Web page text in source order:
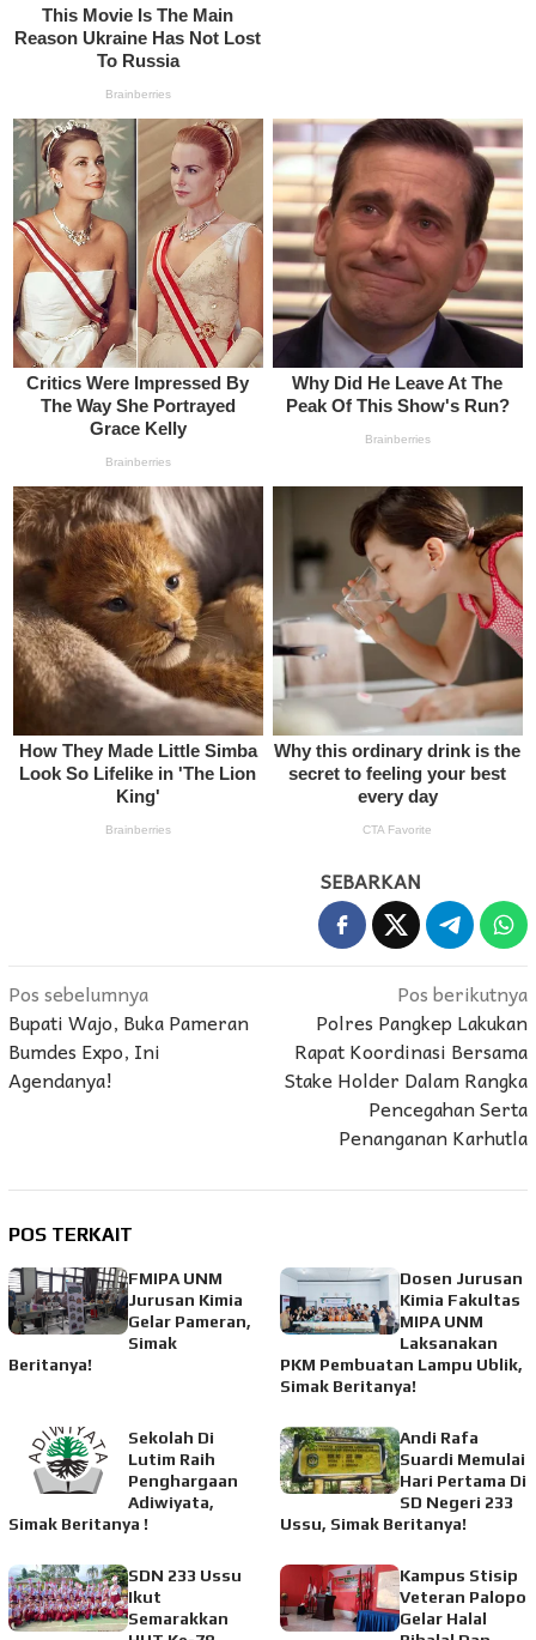
SEBARKAN
Navigasi
pos
Pos sebelumnya
Bupati Wajo, Buka Pameran
Bumdes Expo, Ini
Agendanya!
Pos berikutnya
Polres Pangkep Lakukan
Rapat Koordinasi Bersama
Stake Holder Dalam Rangka
Pencegahan Serta
Penanganan Karhutla
POS TERKAIT
FMIPA UNM
Jurusan Kimia
Gelar Pameran,
Simak
Beritanya!
Dosen Jurusan
Kimia Fakultas
MIPA UNM
Laksanakan
PKM Pembuatan Lampu Ublik,
Simak Beritanya!
Sekolah Di
Lutim Raih
Penghargaan
Adiwiyata,
Simak Beritanya !
Andi Rafa
Suardi Memulai
Hari Pertama Di
SD Negeri 233
Ussu, Simak Beritanya!
SDN 233 Ussu
Ikut
Semarakkan
Kampus Stisip
Veteran Palopo
Gelar Halal